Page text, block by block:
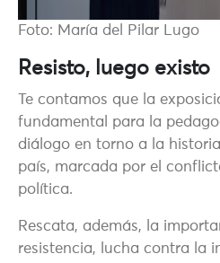
Foto: María del Pilar Lugo
Resisto, luego existo
Te contamos que la
fundamental para la
diálogo en torno a la
país, marcada por el
política.
Rescata, además, la
resistencia, lucha contra la